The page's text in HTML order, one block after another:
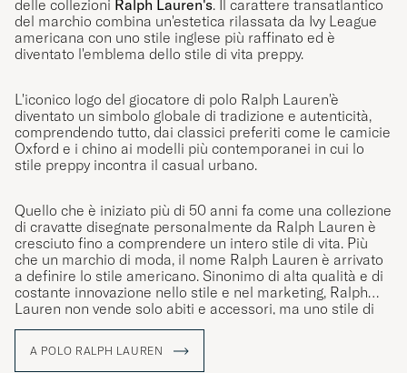
delle collezioni Ralph Lauren's. Il carattere transatlantico
del marchio combina un'estetica rilassata da Ivy League
americana con uno stile inglese più raffinato ed è
diventato l'emblema dello stile di vita preppy.
L'iconico logo del giocatore di polo Ralph Lauren'è
diventato un simbolo globale di tradizione e autenticità,
comprendendo tutto, dai classici preferiti come le camicie
Oxford e i chino ai modelli più contemporanei in cui lo
stile preppy incontra il casual urbano.
Quello che è iniziato più di 50 anni fa come una collezione
di cravatte disegnate personalmente da Ralph Lauren è
cresciuto fino a comprendere un intero stile di vita. Più
che un marchio di moda, il nome Ralph Lauren è arrivato
a definire lo stile americano. Sinonimo di alta qualità e di
costante innovazione nello stile e nel marketing, Ralph
Lauren non vende solo abiti e accessori, ma uno stile di
vita che riflette il sogno americano.
A POLO RALPH LAUREN